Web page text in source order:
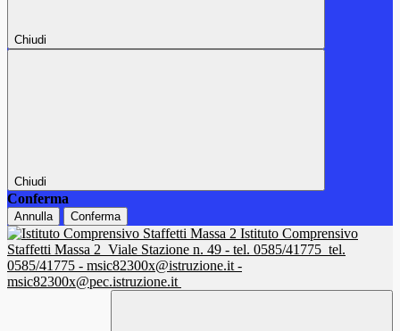
Chiudi
Chiudi
Conferma
Annulla Conferma
Istituto Comprensivo
Staffetti Massa 2 Viale Stazione n. 49 - tel. 0585/41775 tel.
0585/41775 - msic82300x@istruzione.it -
msic82300x@pec.istruzione.it